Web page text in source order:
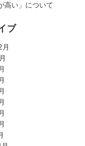
高い」について
ブ